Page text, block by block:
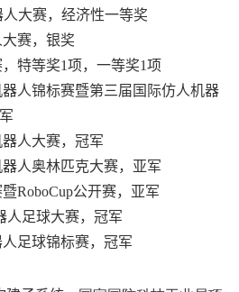
大赛，经济性一等奖
赛，银奖
特等奖1项，一等奖1项
人锦标赛暨第三届国际仿人机器
人大赛，冠军
人奥林匹克大赛，亚军
暨RoboCup公开赛，亚军
人足球大赛，冠军
足球锦标赛，冠军